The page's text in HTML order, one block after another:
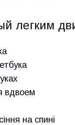
легким
вдвоем
на спині